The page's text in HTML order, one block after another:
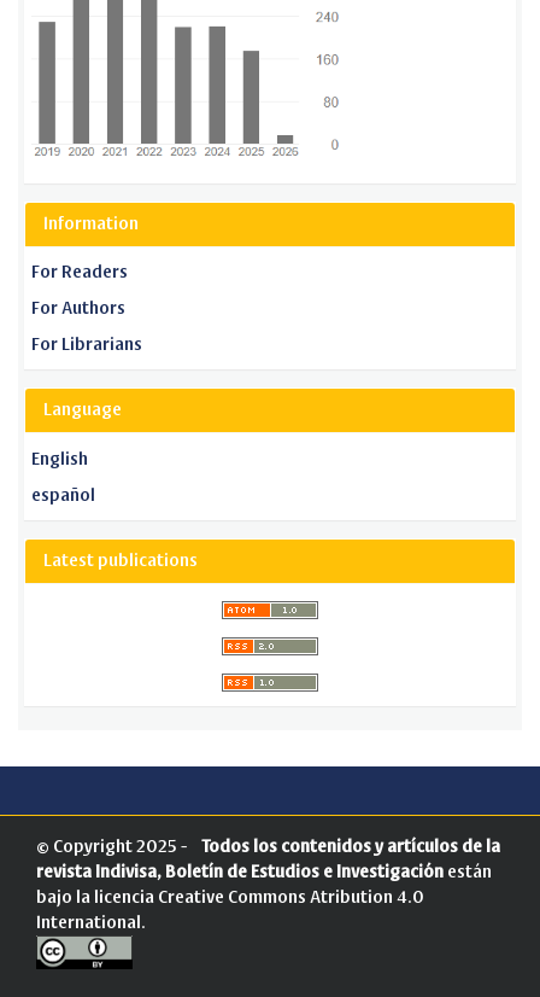
Information
For Readers
For Authors
For Librarians
Language
English
español
Latest publications
© Copyright 2025 - Todos los contenidos y artículos de la
revista Indivisa, Boletín de Estudios e Investigación están
bajo la licencia Creative Commons Atribution 4.0
International .